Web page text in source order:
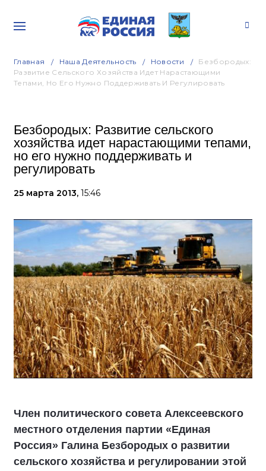
Главная Наша Деятельность Новости
Безбородых:
Развитие Сельского Хозяйства Идет Нарастающими
Тепами, Но Его Нужно Поддерживать И Регулировать
Безбородых: Развитие сельского
хозяйства идет нарастающими тепами,
но его нужно поддерживать и
регулировать
25 марта 2013, 15:46
Член политического совета Алексеевского
местного отделения партии «Единая
Россия» Галина Безбородых о развитии
сельского хозяйства и регулировании этой